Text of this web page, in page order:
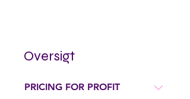
Oversigt
PRICING FOR PROFIT